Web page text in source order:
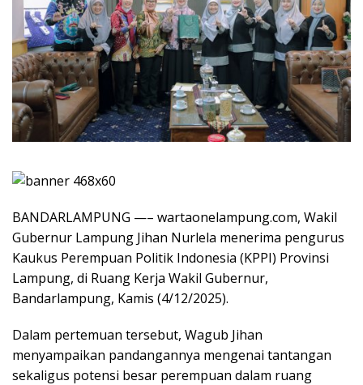
BANDARLAMPUNG —– wartaonelampung.com, Wakil
Gubernur Lampung Jihan Nurlela menerima pengurus
Kaukus Perempuan Politik Indonesia (KPPI) Provinsi
Lampung, di Ruang Kerja Wakil Gubernur,
Bandarlampung, Kamis (4/12/2025).
Dalam pertemuan tersebut, Wagub Jihan
menyampaikan pandangannya mengenai tantangan
sekaligus potensi besar perempuan dalam ruang